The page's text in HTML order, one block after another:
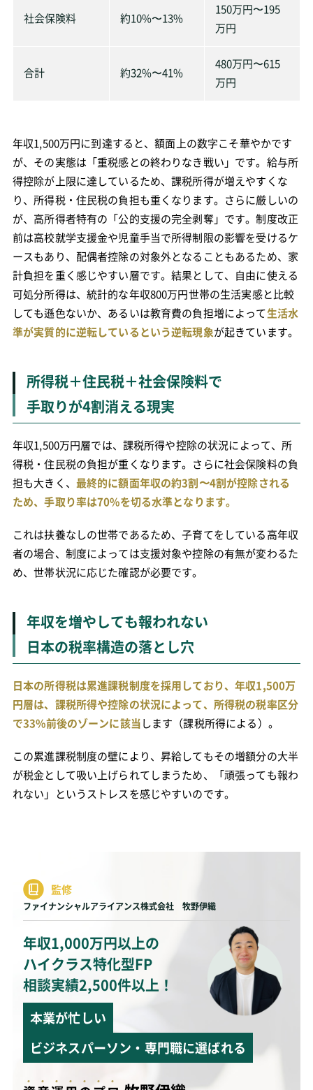
社会保険料 約10%〜13%
150万円〜195
万円
合計 約32%〜41%
480万円〜615
万円
年収1,500万円に到達すると、額面上の数字こそ華やかです
が、その実態は「重税感との終わりなき戦い」です。給与所
得控除が上限に達しているため、課税所得が増えやすくな
り、所得税・住民税の負担も重くなります。さらに厳しいの
が、高所得者特有の「公的支援の完全剥奪」です。制度改正
前は高校就学支援金や児童手当で所得制限の影響を受けるケ
ースもあり、配偶者控除の対象外となることもあるため、家
計負担を重く感じやすい層です。結果として、自由に使える
可処分所得は、統計的な年収800万円世帯の生活実感と比較
しても遜色ないか、あるいは教育費の負担増によって生活水
準が実質的に逆転しているという逆転現象が起きています。
所得税＋住民税＋社会保険料で
手取りが4割消える現実
年収1,500万円層では、課税所得や控除の状況によって、所
得税・住民税の負担が重くなります。さらに社会保険料の負
担も大きく、 最終的に額面年収の約3割〜4割が控除される
ため、手取り率は70%を切る水準となります。
これは扶養なしの世帯であるため、子育てをしている高年収
者の場合、制度によっては支援対象や控除の有無が変わるた
め、世帯状況に応じた確認が必要です。
年収を増やしても報われない
日本の税率構造の落とし穴
日本の所得税は累進課税制度を採用しており、年収1,500万
円層は、課税所得や控除の状況によって、所得税の税率区分
で33%前後のゾーンに該当します（課税所得による）。
この累進課税制度の壁により、昇給してもその増額分の大半
が税金として吸い上げられてしまうため、「頑張っても報わ
れない」というストレスを感じやすいのです。
監修
ファイナンシャルアライアンス株式会社 牧野伊織
年収1,000万円以上の
ハイクラス特化型FP
相談実績2,500件以上！
本業が忙しい
ビジネスパーソン・専門職に選ばれる